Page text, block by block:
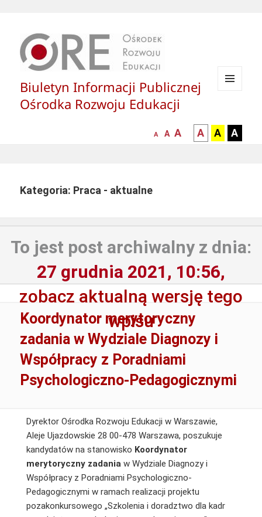
Biuletyn Informacji Publicznej
Ośrodka Rozwoju Edukacji
mniejsza
A
normalna
A
większa-
czcionka
A
kontrast
czarny
A
kontrast
czarny
A
żółty
A
Kategoria: Praca - aktualne
To jest post archiwalny z dnia:
27 grudnia 2021, 10:56,
zobacz aktualną wersję tego
wpisu
Koordynator merytoryczny
zadania w Wydziale Diagnozy i
Współpracy z Poradniami
Psychologiczno-Pedagogicznymi
Dyrektor Ośrodka Rozwoju Edukacji w Warszawie,
Aleje Ujazdowskie 28 00-478 Warszawa, poszukuje
kandydatów na stanowisko Koordynator
merytoryczny zadania w Wydziale Diagnozy i
Współpracy z Poradniami Psychologiczno-
Pedagogicznymi w ramach realizacji projektu
pozakonkursowego „Szkolenia i doradztwo dla kadr